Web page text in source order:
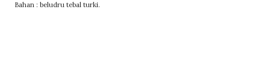
Bahan : beludru tebal turki.